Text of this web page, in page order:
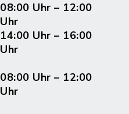
08:00 Uhr – 12:00
Uhr
14:00 Uhr – 16:00
Uhr
08:00 Uhr – 12:00
Uhr